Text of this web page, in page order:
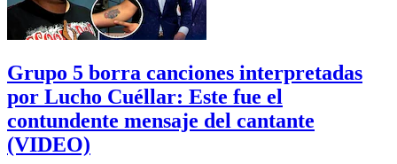
Grupo 5 borra canciones interpretadas
por Lucho Cuéllar: Este fue el
contundente mensaje del cantante
(VIDEO)